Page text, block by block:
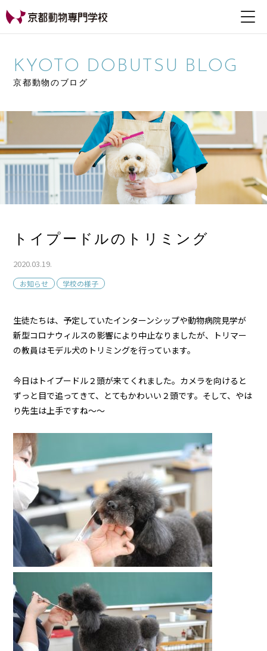
門学校
KYOTO DOBUTSU BLOG
京都動物のブログ
トイプードルのトリミング
2020.03.19.
お知らせ 学校の様子
生徒たちは、予定していたインターンシップや動物病院見学が
新型コロナウィルスの影響により中止なりましたが、トリマー
の教員はモデル犬のトリミングを行っています。
今日はトイプードル２頭が来てくれました。カメラを向けると
ずっと目で追ってきて、とてもかわいい２頭です。そして、やは
り先生は上手ですね～～